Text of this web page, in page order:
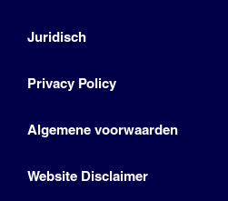
Juridisch
Privacy Policy
Algemene voorwaarden
Website Disclaimer